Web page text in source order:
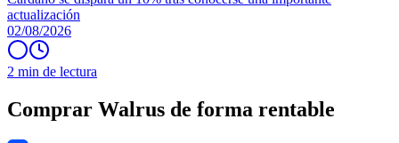
actualización
02/08/2026
2 min de lectura
Comprar Walrus de forma rentable